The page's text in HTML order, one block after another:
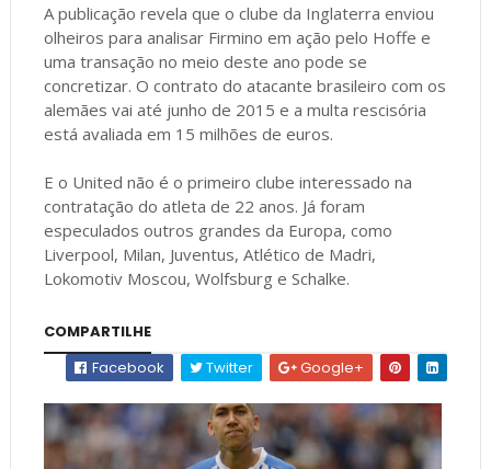
A publicação revela que o clube da Inglaterra enviou
olheiros para analisar Firmino em ação pelo Hoffe e
uma transação no meio deste ano pode se
concretizar. O contrato do atacante brasileiro com os
alemães vai até junho de 2015 e a multa rescisória
está avaliada em 15 milhões de euros.
E o United não é o primeiro clube interessado na
contratação do atleta de 22 anos. Já foram
especulados outros grandes da Europa, como
Liverpool, Milan, Juventus, Atlético de Madri,
Lokomotiv Moscou, Wolfsburg e Schalke.
COMPARTILHE
Facebook
Twitter Google+